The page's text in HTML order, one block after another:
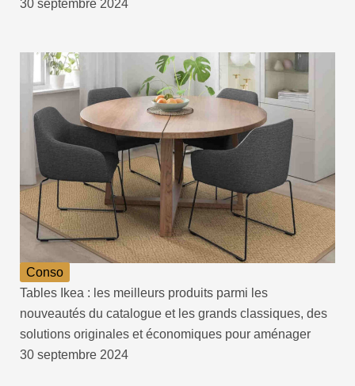
30 septembre 2024
Conso
Tables Ikea : les meilleurs produits parmi les
nouveautés du catalogue et les grands classiques, des
solutions originales et économiques pour aménager
30 septembre 2024